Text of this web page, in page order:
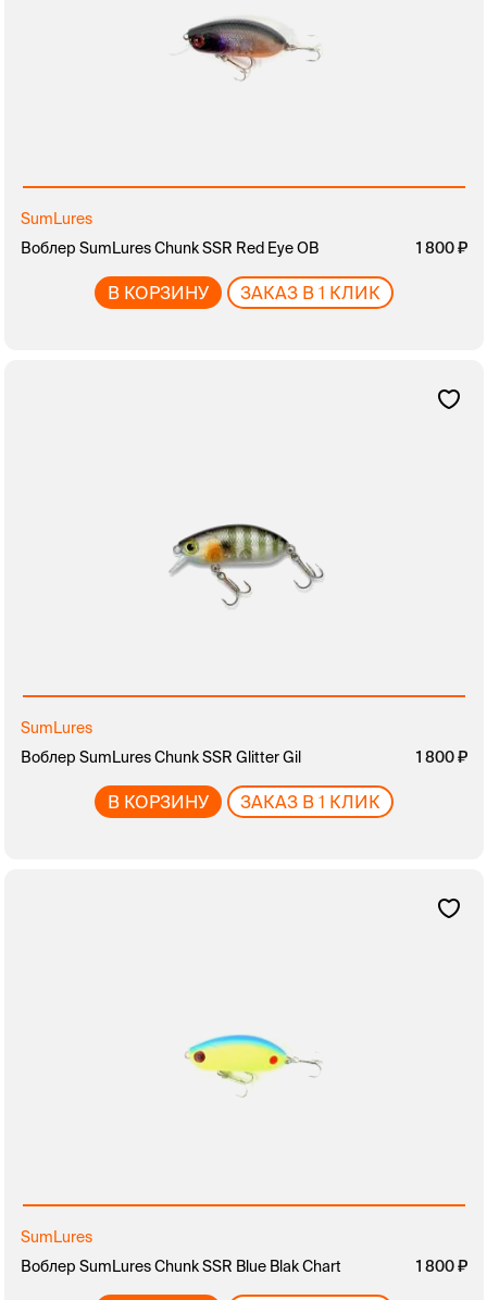
SumLures
Воблер SumLures Chunk SSR Red Eye OB
1 800
В КОРЗИНУ ЗАКАЗ В 1 КЛИК
SumLures
Воблер SumLures Chunk SSR Glitter Gil
1 800
В КОРЗИНУ ЗАКАЗ В 1 КЛИК
SumLures
Воблер SumLures Chunk SSR Blue Blak Chart
1 800